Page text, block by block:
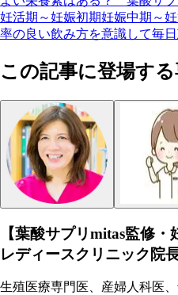
妊活期～妊娠初期妊娠中期～
率の良い飲み方を意識して毎
この記事に登場す
【葉酸サプリmitas監修
レディースクリニック院
生殖医療専門医、産婦人科医